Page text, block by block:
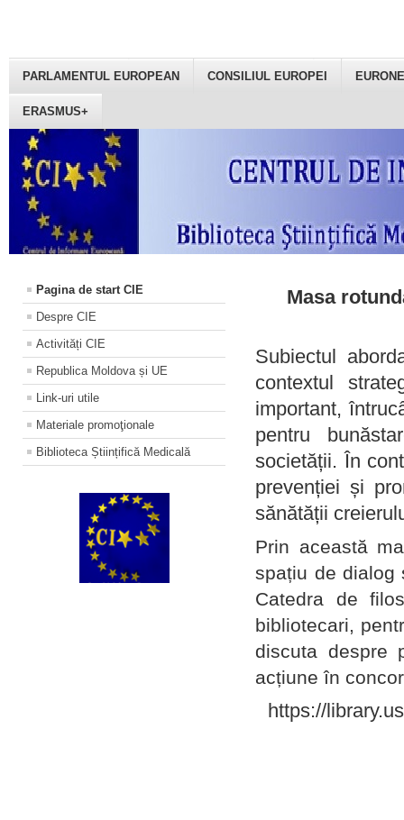
PARLAMENTUL EUROPEAN CONSILIUL EUROPEI
ERASMUS+
Pagina de start CIE
Despre CIE
Activități CIE
Republica Moldova și UE
Link-uri utile
Materiale promoţionale
Biblioteca Științifică Medicală
Masa
Subiectul
contextul
important,
pentru
societății. În
prevenției și
sănătății
Prin această
spațiu de dialog
Catedra de
bibliotecari,
discuta despre
acțiune în
https://